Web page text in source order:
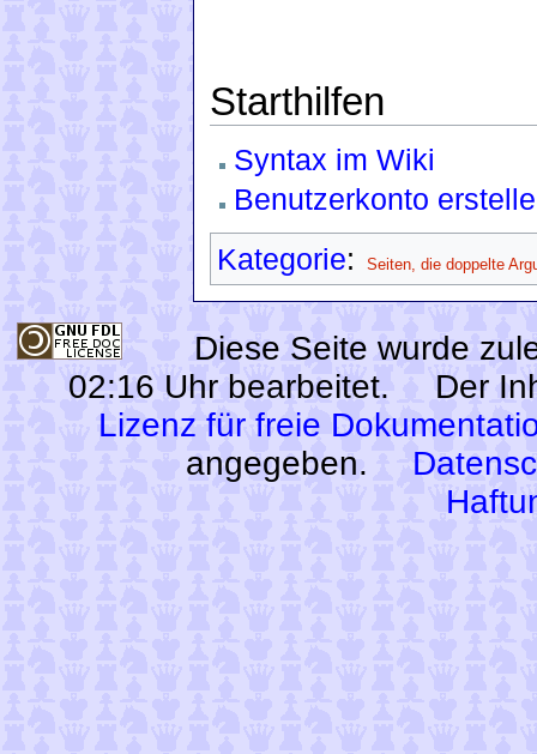
Starthilfen
Syntax im Wiki
Benutzerkonto
Kategorie: Seiten, die doppelte
Diese Seite wurde
02:16 Uhr bearbeitet.
Der
Lizenz für freie
angegeben.